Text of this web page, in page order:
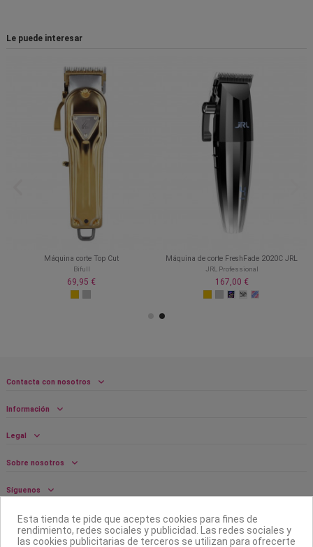
Le puede interesar
Máquina corte Top Cut
Bifull
69,95 €
Máquina de corte FreshFade 2020C JRL
JRL Professional
167,00 €
Contacta con nosotros
Información
Legal
Sobre nosotros
Síguenos
Boletín
Esta tienda te pide que aceptes cookies para fines de
rendimiento, redes sociales y publicidad. Las redes sociales y
las cookies publicitarias de terceros se utilizan para ofrecerte